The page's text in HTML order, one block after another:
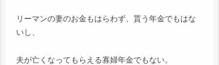
リーマンの妻のお金もはらわず、貰う年金でもはな
いし、
夫が亡くなってもらえる寡婦年金でもない。